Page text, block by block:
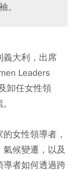
。
義大利，出席
Leaders
卸任女性領
女性領導者，
候變遷，以及
者如何透過跨